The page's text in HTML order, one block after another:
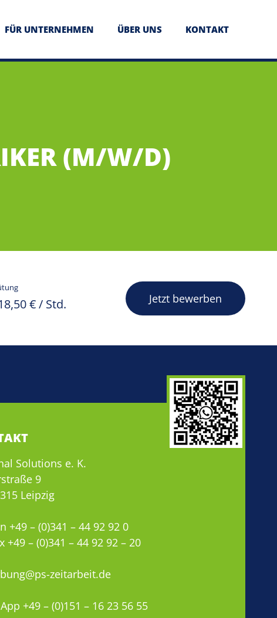
FÜR UNTERNEHMEN ÜBER UNS KONTAKT
(M/W/D)
€ / Std. Jetzt bewerben
Solutions e. K.
9
Leipzig
+49 – (0)341 – 44 92 92 0
+49 – (0)341 – 44 92 92 – 20
zeitarbeit.de
+49 – (0)151 – 16 23 56 55